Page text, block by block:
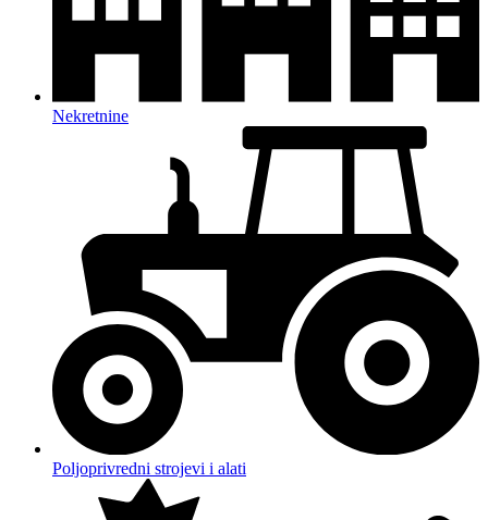
Nekretnine
Poljoprivredni strojevi i alati